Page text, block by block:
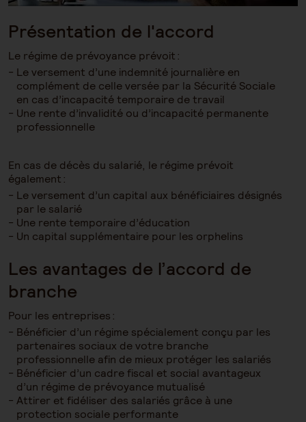
Présentation de l'accord
Le régime de prévoyance prévoit :
Le versement d’une indemnité journalière en
complément de celle versée par la Sécurité Sociale
en cas d’incapacité temporaire de travail
Une rente d’invalidité ou d’incapacité permanente
professionnelle
En cas de décès du salarié, le régime prévoit
également :
Le versement d’un capital aux bénéficiaires désignés
par le salarié
Une rente temporaire d’éducation
Un capital supplémentaire pour les orphelins
Les avantages de l’accord de
branche
Pour les entreprises :
Bénéficier d’un régime spécialement conçu par les
partenaires sociaux de votre branche
professionnelle afin de mieux protéger les salariés
Bénéficier d’un cadre fiscal et social avantageux
d’un régime de prévoyance mutualisé
Attirer et fidéliser des salariés grâce à une
protection sociale performante